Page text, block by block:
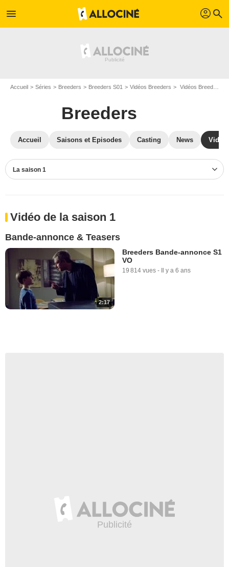
menu profil search
Accueil Séries Breeders Breeders S01 Vidéos Breeders Vidéos Breeders S01
Breeders
Accueil Saisons et Episodes Casting News
La saison 1
Vidéo de la saison 1
Bande-annonce & Teasers
2:17
Breeders Bande-annonce S1
VO
19 814 vues - Il y a 6 ans